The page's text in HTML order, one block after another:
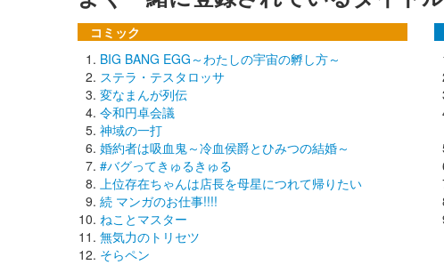
コミック
BIG BANG EGG～わたしの宇宙の孵し方～
ステラ・テスタロッサ
変なまんが列伝
令和円卓会議
神域の一打
婚約者は吸血鬼～冷血侯爵とひみつの結婚～
#バグってきゅるきゅる
上位存在ちゃんは店長を母星につれて帰りたい
続 マンガのお仕事!!!!
ねことマスター
無気力のトリセツ
そらペン